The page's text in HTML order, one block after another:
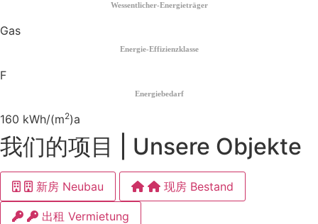
Wessentlicher-Energieträger
Gas
Energie-Effizienzklasse
F
Energiebedarf
160 kWh/(m2)a
我们的项目 | Unsere Objekte
新房 Neubau 现房 Bestand
出租 Vermietung